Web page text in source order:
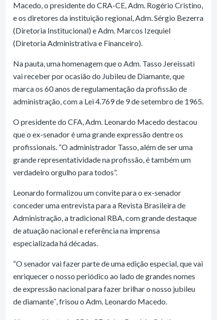
Macedo, o presidente do CRA-CE, Adm. Rogério Cristino,
e os diretores da instituição regional, Adm. Sérgio Bezerra
(Diretoria Institucional) e Adm. Marcos Izequiel
(Diretoria Administrativa e Financeiro).
Na pauta, uma homenagem que o Adm. Tasso Jereissati
vai receber por ocasião do Jubileu de Diamante, que
marca os 60 anos de regulamentação da profissão de
administração, com a Lei 4.769 de 9 de setembro de 1965.
O presidente do CFA, Adm. Leonardo Macedo destacou
que o ex-senador é uma grande expressão dentre os
profissionais. “O administrador Tasso, além de ser uma
grande representatividade na profissão, é também um
verdadeiro orgulho para todos”.
Leonardo formalizou um convite para o ex-senador
conceder uma entrevista para a Revista Brasileira de
Administração, a tradicional RBA, com grande destaque
de atuação nacional e referência na imprensa
especializada há décadas.
“O senador vai fazer parte de uma edição especial, que vai
enriquecer o nosso periódico ao lado de grandes nomes
de expressão nacional para fazer brilhar o nosso jubileu
de diamante˜, frisou o Adm. Leonardo Macedo.